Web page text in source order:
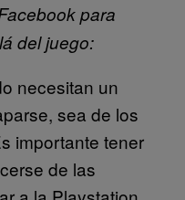
para
del juego:
necesitan un
sea de los
importante tener
de las